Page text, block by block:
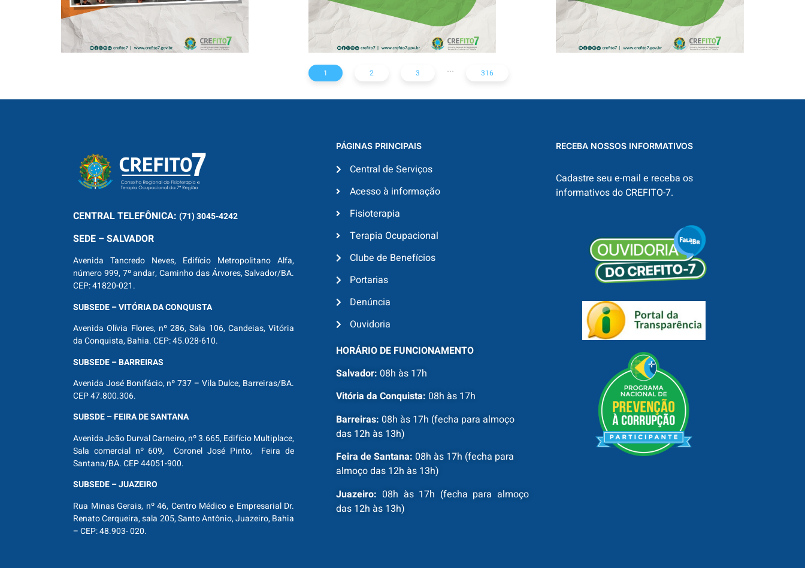
1 2 3 ... 316
CENTRALTELEFÔNICA: (71) 3045-4242
SEDE – SALVADOR
Avenida Tancredo Neves, Edifício Metropolitano Alfa,
número 999, 7º andar, Caminho das Árvores, Salvador/BA.
CEP: 41820-021.
SUBSEDE – VITÓRIA DA CONQUISTA
Avenida Olívia Flores, nº 286, Sala 106, Candeias, Vitória
da Conquista, Bahia. CEP: 45.028-610.
SUBSEDE – BARREIRAS
Avenida José Bonifácio, nº 737 – Vila Dulce, Barreiras/BA.
CEP 47.800.306.
SUBSDE – FEIRA DE SANTANA
Avenida João Durval Carneiro, nº 3.665, Edifício Multiplace,
Sala comercial nº 609, Coronel José Pinto, Feira de
Santana/BA. CEP 44051-900.
SUBSEDE – JUAZEIRO
Rua Minas Gerais, nº 46, Centro Médico e Empresarial Dr.
Renato Cerqueira, sala 205, Santo Antônio, Juazeiro, Bahia
– CEP: 48.903- 020.
PÁGINAS PRINCIPAIS
Central de Serviços
Acesso à informação
Fisioterapia
Terapia Ocupacional
Clube de Benefícios
Portarias
Denúncia
Ouvidoria
HORÁRIO DE FUNCIONAMENTO
Salvador: 08h às 17h
Vitória da Conquista: 08h às 17h
Barreiras: 08h às 17h (fecha para almoço
das 12h às 13h)
Feira de Santana: 08h às 17h (fecha para
almoço das 12h às 13h)
Juazeiro: 08h às 17h (fecha para almoço
das 12h às 13h)
RECEBA NOSSOS INFORMATIVOS
Cadastre seu e-mail e receba os
informativos do CREFITO-7.